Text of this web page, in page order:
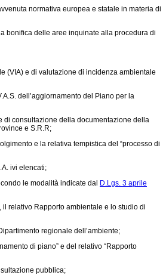
normativa europea e statale in materia di
bonifica delle aree inquinate alla procedura di
(VIA) e di valutazione di incidenza ambientale
dell’aggiornamento del Piano per la
di consultazione della documentazione della
e S.R.R;
e la relativa tempistica del “processo di
ivi elencati;
le modalità indicate dal D.Lgs. 3 aprile
relativo Rapporto ambientale e lo studio di
regionale dell’ambiente;
di piano” e del relativo “Rapporto
pubblica;